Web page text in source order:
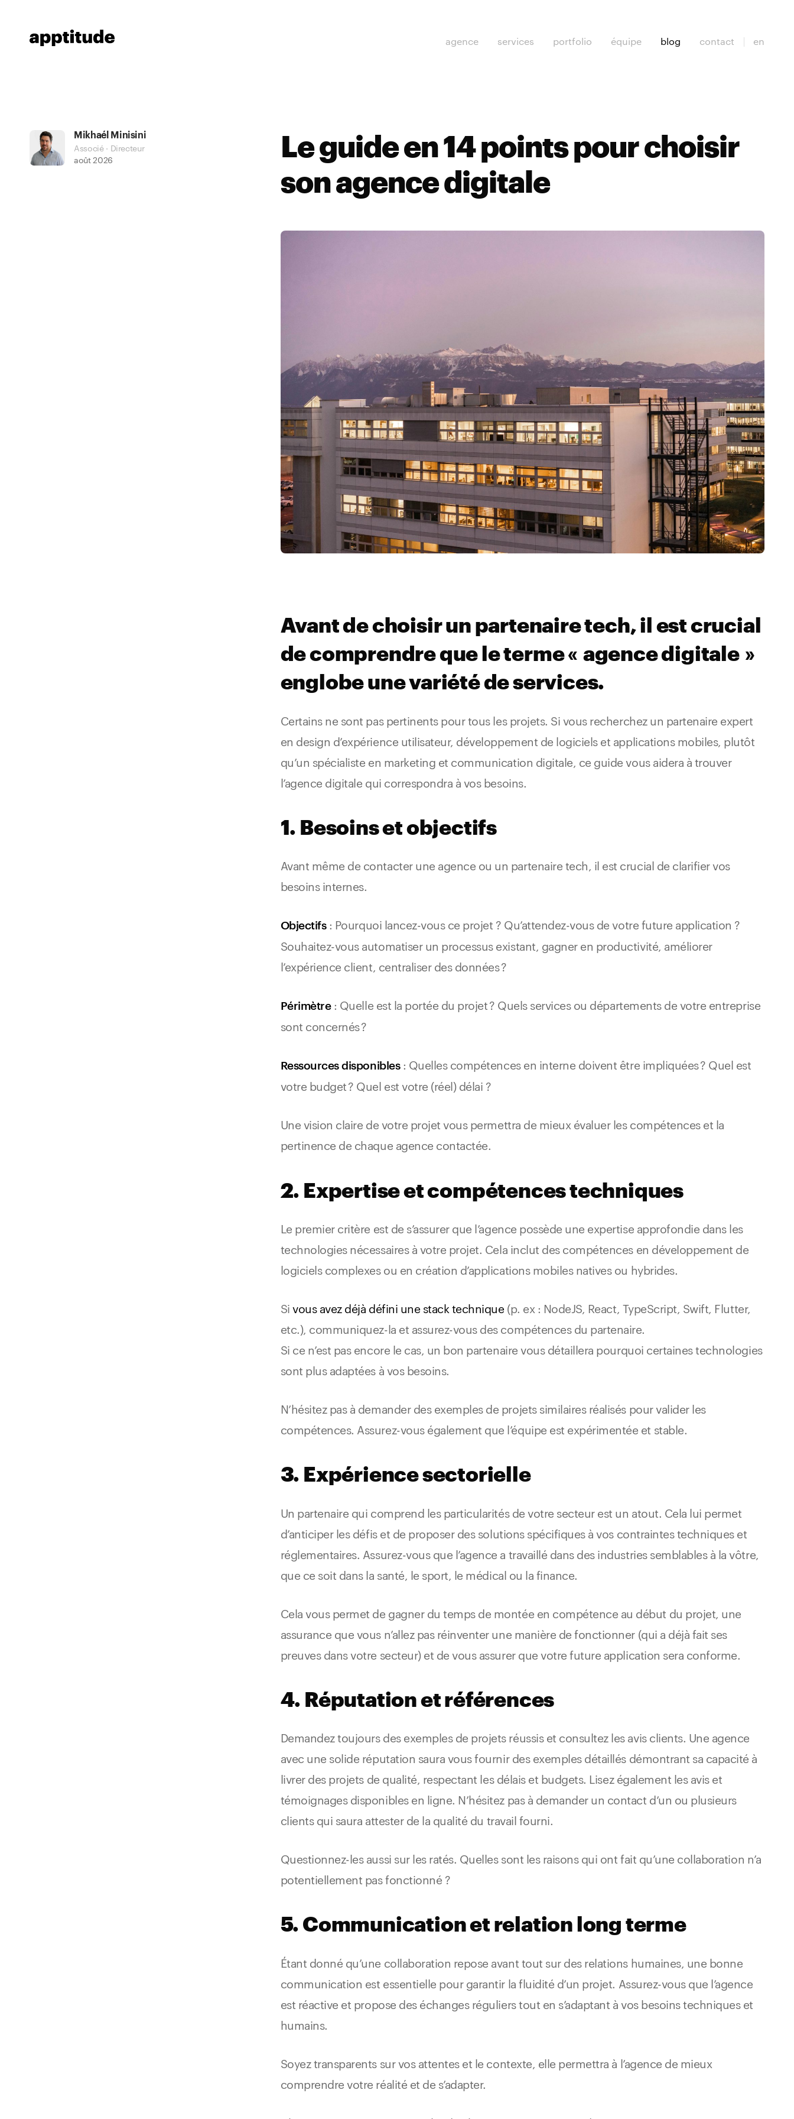
agence services portfolio équipe blog contact en
Le guide en 14 points pour choisir
son agence digitale
Mikhaél Minisini
Associé · Directeur
août 2026
Avant de choisir un partenaire tech, il est crucial
de comprendre que le terme « agence digitale »
englobe une variété de services.
Certains ne sont pas pertinents pour tous les projets. Si vous recherchez un partenaire expert
en design d’expérience utilisateur, développement de logiciels et applications mobiles, plutôt
qu’un spécialiste en marketing et communication digitale, ce guide vous aidera à trouver
l’agence digitale qui correspondra à vos besoins.
1. Besoins et objectifs
Avant même de contacter une agence ou un partenaire tech, il est crucial de clarifier vos
besoins internes.
Objectifs: Pourquoi lancez-vous ce projet ? Qu’attendez-vous de votre future application ?
Souhaitez-vous automatiser un processus existant, gagner en productivité, améliorer
l’expérience client, centraliser des données ?
Périmètre: Quelle est la portée du projet ? Quels services ou départements de votre entreprise
sont concernés ?
Ressources disponibles: Quelles compétences en interne doivent être impliquées ? Quel est
votre budget ? Quel est votre (réel) délai ?
Une vision claire de votre projet vous permettra de mieux évaluer les compétences et la
pertinence de chaque agence contactée.
2. Expertise et compétences techniques
Le premier critère est de s’assurer que l’agence possède une expertise approfondie dans les
technologies nécessaires à votre projet. Cela inclut des compétences en développement de
logiciels complexes ou en création d’applications mobiles natives ou hybrides.
Sivous avez déjà défini une stack technique (p. ex : NodeJS, React, TypeScript, Swift, Flutter,
etc.), communiquez-la et assurez-vous des compétences du partenaire.
Si ce n’est pas encore le cas, un bon partenaire vous détaillera pourquoi certaines technologies
sont plus adaptées à vos besoins.
N’hésitez pas à demander des exemples de projets similaires réalisés pour valider les
compétences. Assurez-vous également que l’équipe est expérimentée et stable.
3. Expérience sectorielle
Un partenaire qui comprend les particularités de votre secteur est un atout. Cela lui permet
d’anticiper les défis et de proposer des solutions spécifiques à vos contraintes techniques et
réglementaires. Assurez-vous que l’agence a travaillé dans des industries semblables à la vôtre,
que ce soit dans la santé, le sport, le médical ou la finance.
Cela vous permet de gagner du temps de montée en compétence au début du projet, une
assurance que vous n’allez pas réinventer une manière de fonctionner (qui a déjà fait ses
preuves dans votre secteur) et de vous assurer que votre future application sera conforme.
4. Réputation et références
Demandez toujours des exemples de projets réussis et consultez les avis clients. Une agence
avec une solide réputation saura vous fournir des exemples détaillés démontrant sa capacité à
livrer des projets de qualité, respectant les délais et budgets. Lisez également les avis et
témoignages disponibles en ligne. N’hésitez pas à demander un contact d’un ou plusieurs
clients qui saura attester de la qualité du travail fourni.
Questionnez-les aussi sur les ratés. Quelles sont les raisons qui ont fait qu’une collaboration n’a
potentiellement pas fonctionné ?
5. Communication et relation long terme
Étant donné qu’une collaboration repose avant tout sur des relations humaines, une bonne
communication est essentielle pour garantir la fluidité d’un projet. Assurez-vous que l’agence
est réactive et propose des échanges réguliers tout en s’adaptant à vos besoins techniques et
humains.
Soyez transparents sur vos attentes et le contexte, elle permettra à l’agence de mieux
comprendre votre réalité et de s’adapter.